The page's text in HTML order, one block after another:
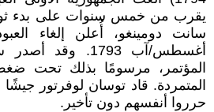
أغسطس/آب 1793.
المؤتمر، مرسومًا بذلك تحت
حرروا أنفسهم دون تأخير.